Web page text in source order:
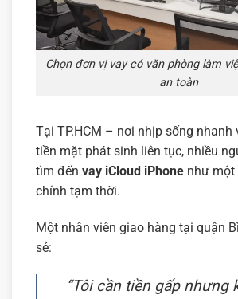
Chọn đơn vị vay có văn phòng làm
an toàn
Tại TP.HCM – nơi nhịp sống nhanh
tiền mặt phát sinh liên tục, nhiều
tìm đến vay iCloud iPhone như một
chính tạm thời.
Một nhân viên giao hàng tại quận
sẻ:
“Tôi cần tiền gấp nhưng